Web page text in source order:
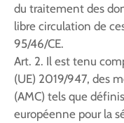
du traitement des
libre circulation de
95/46/CE.
Art. 2. Il est tenu
(UE) 2019/947, des
(AMC) tels que
européenne pour la